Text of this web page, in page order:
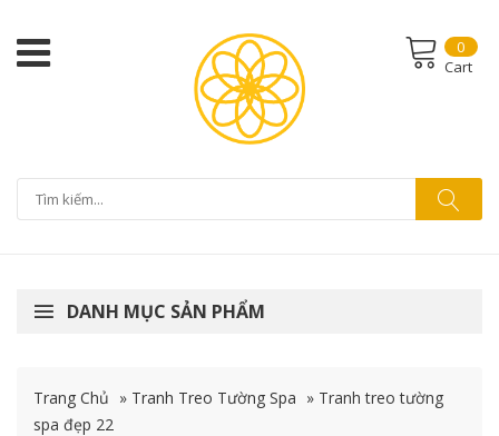
0
Cart
DANH MỤC SẢN PHẨM
Trang Chủ » Tranh Treo Tường Spa » Tranh treo tường
spa đẹp 22